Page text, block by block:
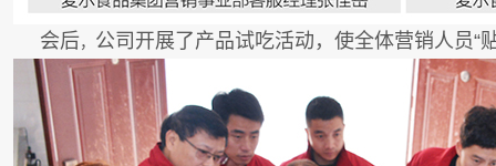
会后， 公司开展了产品试吃活动，使全体营销人员“